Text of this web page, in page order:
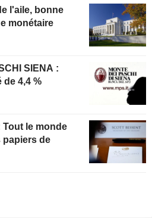
l'aile, bonne
monétaire
SIENA :
de 4,4 %
Tout le monde
papiers de